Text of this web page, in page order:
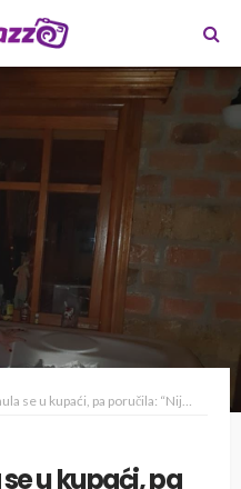
pa poručila: “Nije sebično voleti sebe”
u kupaći, pa